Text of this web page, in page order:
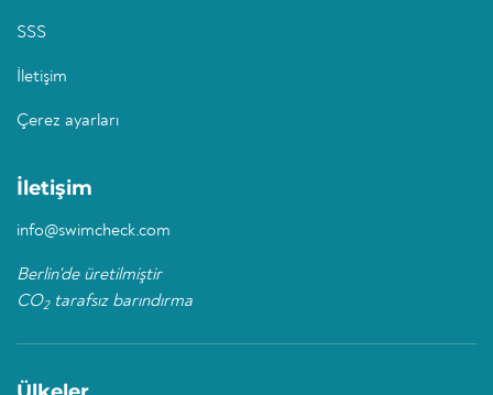
SSS
İletişim
Çerez ayarları
İletişim
info@swimcheck.com
Berlin'de üretilmiştir
CO2tarafsız barındırma